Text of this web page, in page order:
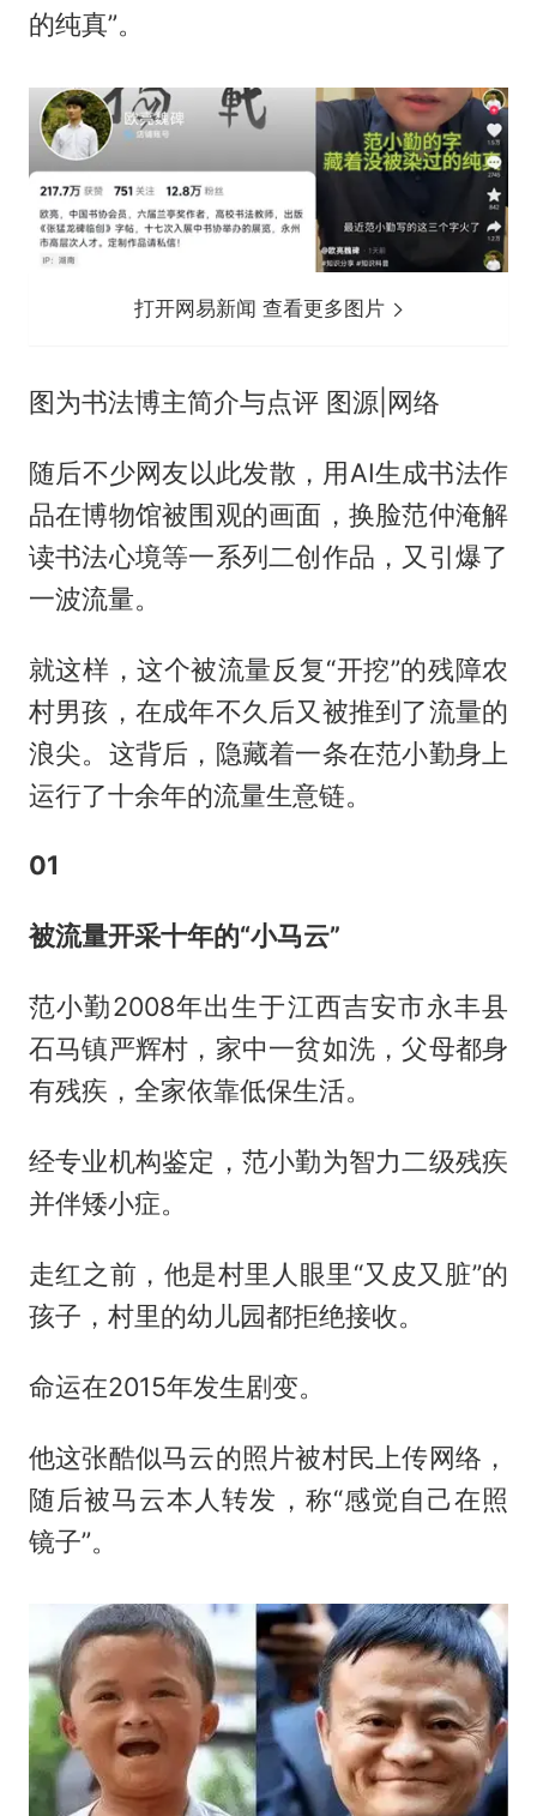
的纯真”。
打开网易新闻 查看更多图片
图为书法博主简介与点评 图源|网络
随后不少网友以此发散，用AI生成书法作
品在博物馆被围观的画面，换脸范仲淹解
读书法心境等一系列二创作品，又引爆了
一波流量。
就这样，这个被流量反复“开挖”的残障农
村男孩，在成年不久后又被推到了流量的
浪尖。这背后，隐藏着一条在范小勤身上
运行了十余年的流量生意链。
01
被流量开采十年的“小马云”
范小勤2008年出生于江西吉安市永丰县
石马镇严辉村，家中一贫如洗，父母都身
有残疾，全家依靠低保生活。
经专业机构鉴定，范小勤为智力二级残疾
并伴矮小症。
走红之前，他是村里人眼里“又皮又脏”的
孩子，村里的幼儿园都拒绝接收。
命运在2015年发生剧变。
他这张酷似马云的照片被村民上传网络，
随后被马云本人转发，称“感觉自己在照
镜子”。